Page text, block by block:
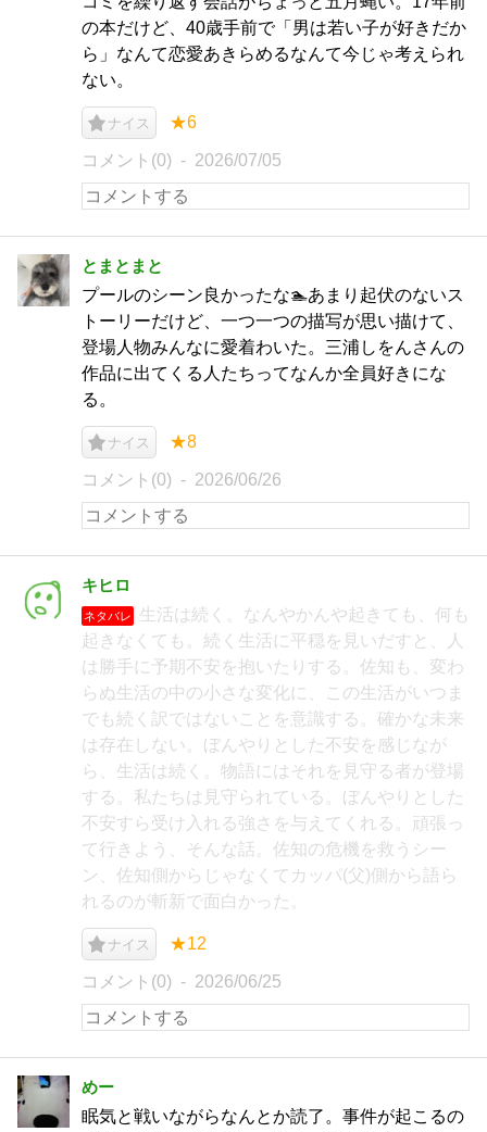
の本だけど、40歳手前で「男は若い子が好きだか
ら」なんて恋愛あきらめるなんて今じゃ考えられ
ない。
ナイス ★6
コメント(0) 2026/07/05
とまとまと
プールのシーン良かったな🏊あまり起伏のないス
トーリーだけど、一つ一つの描写が思い描けて、
登場人物みんなに愛着わいた。三浦しをんさんの
作品に出てくる人たちってなんか全員好きにな
る。
ナイス ★8
コメント(0) 2026/06/26
キヒロ
ネタバレ
生活は続く。なんやかんや起きても、何も
起きなくても。続く生活に平穏を見いだすと、人
は勝手に予期不安を抱いたりする。佐知も、変わ
らぬ生活の中の小さな変化に、この生活がいつま
でも続く訳ではないことを意識する。確かな未来
は存在しない。ぼんやりとした不安を感じなが
ら、生活は続く。物語にはそれを見守る者が登場
する。私たちは見守られている。ぼんやりとした
不安すら受け入れる強さを与えてくれる。頑張っ
て行きよう、そんな話。佐知の危機を救うシー
ン、佐知側からじゃなくてカッパ(父)側から語ら
れるのが斬新で面白かった。
ナイス ★12
コメント(0) 2026/06/25
めー
眠気と戦いながらなんとか読了。事件が起こるの